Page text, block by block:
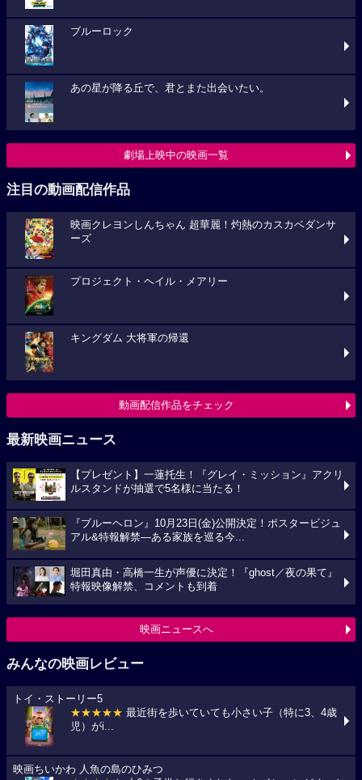
ブルーロック
あの星が降る丘で、君とまた出会いたい。
劇場上映中の映画一覧
注目の動画配信作品
映画クレヨンしんちゃん 超華麗！灼熱のカスカベダンサ
ーズ
プロジェクト・ヘイル・メアリー
キングダム 大将軍の帰還
動画配信作品をチェック
最新映画ニュース
【プレゼント】一蓮托生！『グレイ・ミッション』アクリ
ルスタンドが抽選で5名様に当たる！
『ブルーヘロン』10月23日(金)公開決定！ポスタービジュ
アル&特報解禁―ある家族を巡る今...
堀田真由・高橋一生が声優に決定！『ghost／夜の果て』
特報映像解禁、コメントも到着
映画ニュースへ
みんなの映画レビュー
トイ・ストーリー5
★★★★★ 最近街を歩いていても小さい子（特に3、4歳
児）がi...
映画ちいかわ 人魚の島のひみつ